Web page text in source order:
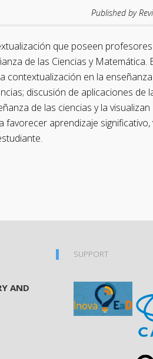
Published by
que poseen
de las Ciencias y
en la
discusión de aplicaciones de
de las ciencias y la
aprendizaje
AND
SUPPORT